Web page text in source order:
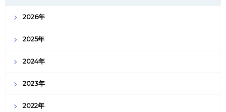
2026年
2025年
2024年
2023年
2022年